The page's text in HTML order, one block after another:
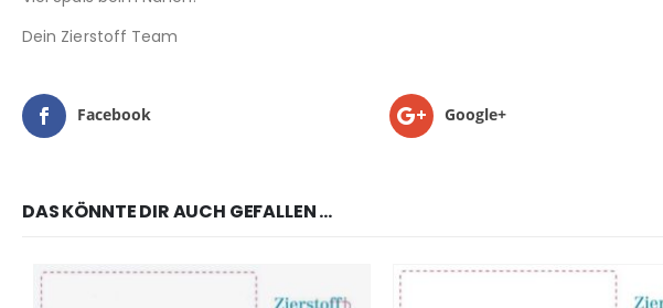
Dein Zierstoff Team
Facebook Google+
DAS KÖNNTE DIR AUCH GEFALLEN …